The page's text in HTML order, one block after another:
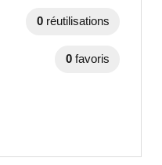
0 réutilisations
0 favoris